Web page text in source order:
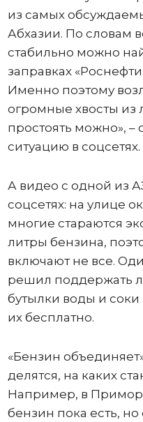
из самых
Абхазии. По словам
стабильно можно
заправках
Именно поэтому
огромные хвосты из
простоять можно»,
ситуацию в соцсетях.
А видео с одной из
соцсетях: на улице
многие стараются
литры бензина,
включают не все.
решил поддержать
бутылки воды и соки
их бесплатно.
«Бензин
делятся, на каких
Например, в
бензин пока есть,